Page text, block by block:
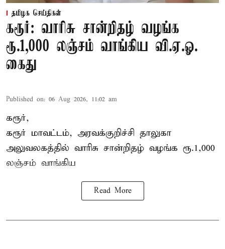
தமிழக செய்திகள்
கரூர்: வாரிசு சான்றிதழ் வழங்க
ரூ.1,000 லஞ்சம் வாங்கிய வி.ஏ.ஓ.
கைது
Published on: 06 Aug 2026, 11:02 am
கரூர்,
கரூர் மாவட்டம், அரவக்குறிச்சி தாலுகா
அலுவலகத்தில் வாரிசு சான்றிதழ் வழங்க ரூ.1,000
லஞ்சம் வாங்கிய
Read More